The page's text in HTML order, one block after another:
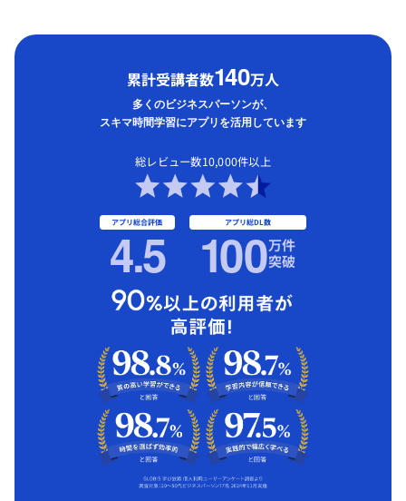
累計受講者数140万人
多くのビジネスパーソンが、
スキマ時間学習にアプリを活用しています
総レビュー数10,000件以上
アプリ総合評価
4.5 アプリ総DL数
100万件
突破